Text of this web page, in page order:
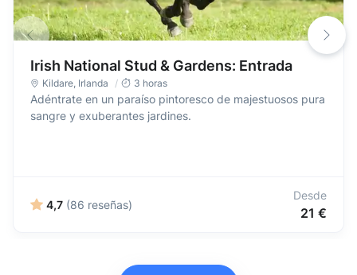
Irish National Stud & Gardens: Entrada
Kildare, Irlanda 3 horas
Adéntrate en un paraíso pintoresco de majestuosos pura
sangre y exuberantes jardines.
4,7 (86 reseñas)
Desde
21 €